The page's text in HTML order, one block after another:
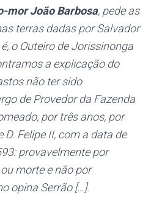
mor João Barbosa, pede as
terras dadas por Salvador
o Outeiro de Jorissinonga
a explicação do
não ter sido
de Provedor da Fazenda
por três anos, por
D. Felipe II, com a data de
provavelmente por
morte e não por
opina Serrão […].